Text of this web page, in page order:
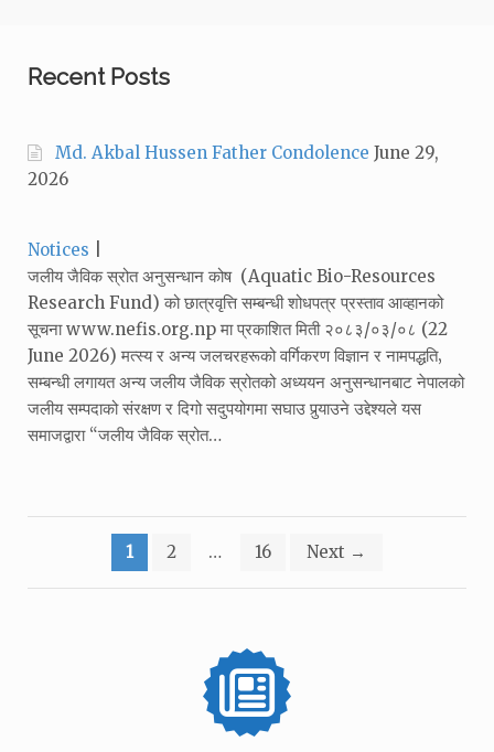
Recent Posts
Md. Akbal Hussen Father Condolence June 29,
2026
Categories:
Notices
जलीय जैविक स्रोत अनुसन्धान कोष (Aquatic Bio-Resources
Research Fund) को छात्रवृत्ति सम्बन्धी शोधपत्र प्रस्ताव आव्हानको
सूचना www.nefis.org.np मा प्रकाशित मिती २०८३/०३/०८ (22
June 2026) मत्स्य र अन्य जलचरहरूको वर्गिकरण विज्ञान र नामपद्धति‚
सम्बन्धी लगायत अन्य जलीय जैविक स्रोतको अध्ययन अनुसन्धानबाट नेपालको
जलीय सम्पदाको संरक्षण र दिगो सदुपयोगमा सघाउ पुर्‍याउने उद्देश्यले यस
समाजद्वारा “जलीय जैविक स्रोत…
pagination
1 2 … 16 Next →